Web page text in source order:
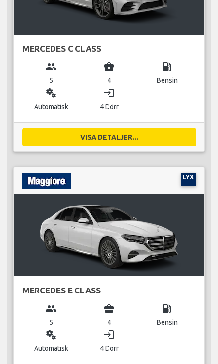
MERCEDES C CLASS
group
5
business_center
4
local_gas_station
Bensin
miscellaneous_services
Automatisk
login
4 Dörr
VISA DETALJER...
LYX
MERCEDES E CLASS
group
5
business_center
4
local_gas_station
Bensin
miscellaneous_services
Automatisk
login
4 Dörr